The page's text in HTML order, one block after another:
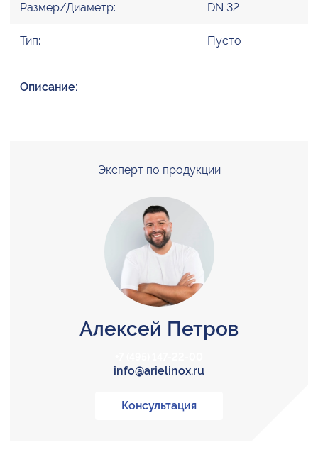
Размер/Диаметр: DN 32
Тип: Пусто
Описание:
Эксперт по продукции
Алексей Петров
info@arielinox.ru
Консультация